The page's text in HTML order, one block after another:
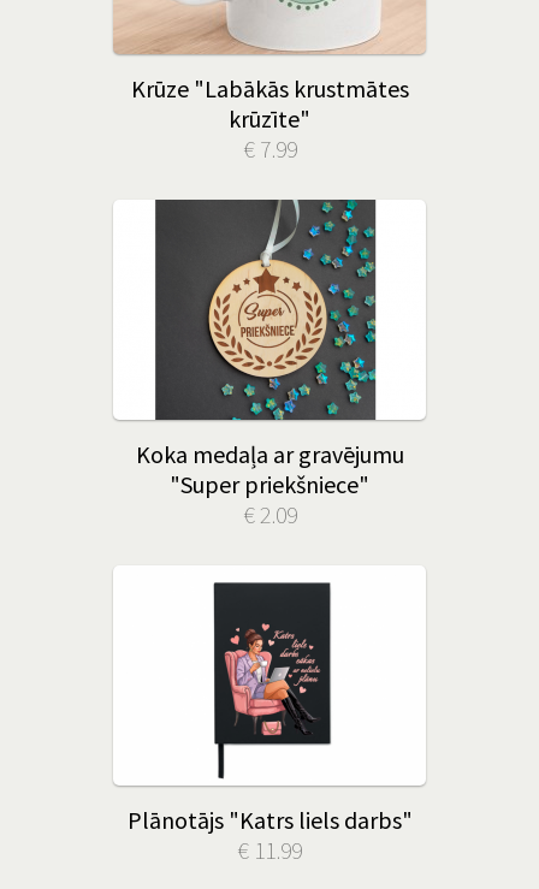
Krūze "Labākās krustmātes
krūzīte"
€ 7.99
Koka medaļa ar gravējumu
"Super priekšniece"
€ 2.09
Plānotājs "Katrs liels darbs"
€ 11.99